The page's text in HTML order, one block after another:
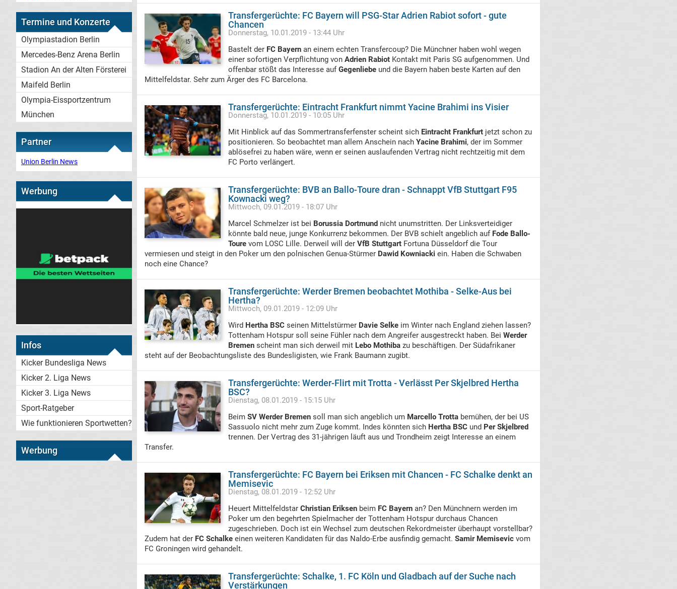
Termine und Konzerte
Olympiastadion Berlin
Mercedes-Benz Arena Berlin
Stadion An der Alten Försterei
Maifeld Berlin
Olympia-Eissportzentrum
München
Partner
Union Berlin News
Werbung
Infos
Kicker Bundesliga News
Kicker 2. Liga News
Kicker 3. Liga News
Sport-Ratgeber
Wie funktionieren Sportwetten?
Werbung
Transfergerüchte: FC Bayern will PSG-Star Adrien Rabiot sofort - gute
Chancen
Donnerstag, 10.01.2019 - 13:44 Uhr
Bastelt der FC Bayern an einem echten Transfercoup? Die Münchner haben wohl wegen
einer sofortigen Verpflichtung von Adrien Rabiot Kontakt mit Paris SG aufgenommen. Und
offenbar stößt das Interesse aufGegenliebe und die Bayern haben beste Karten auf den
Mittelfeldstar. Sehr zum Ärger des FC Barcelona.
Transfergerüchte: Eintracht Frankfurt nimmt Yacine Brahimi ins Visier
Donnerstag, 10.01.2019 - 10:05 Uhr
Mit Hinblick auf das Sommertransferfenster scheint sich Eintracht Frankfurt jetzt schon zu
positionieren. So beobachtet man allem Anschein nach Yacine Brahimi, der im Sommer
ablösefrei zu haben wäre, wenn er seinen auslaufenden Vertrag nicht rechtzeitig mit dem
FC Porto verlängert.
Transfergerüchte: BVB an Ballo-Toure dran - Schnappt VfB Stuttgart F95
Kownacki weg?
Mittwoch, 09.01.2019 - 18:07 Uhr
Marcel Schmelzer ist bei Borussia Dortmund nicht unumstritten. Der Linksverteidiger
könnte bald neue, junge Konkurrenz bekommen. Der BVB schielt angeblich auf Fode Ballo-
Toure vom LOSC Lille. Derweil will der VfB Stuttgart Fortuna Düsseldorf die Tour
vermiesen und steigt in den Poker um den polnischen Genua-Stürmer Dawid Kowniacki ein. Haben die Schwaben
noch eine Chance?
Transfergerüchte: Werder Bremen beobachtet Mothiba - Selke-Aus bei
Hertha?
Mittwoch, 09.01.2019 - 12:09 Uhr
Wird Hertha BSC seinen Mittelstürmer Davie Selke im Winter nach England ziehen lassen?
Tottenham Hotspur soll seine Fühler nach dem Angreifer ausgestreckt haben. Bei Werder
Bremen scheint man sich derweil mit Lebo Mothiba zu beschäftigen. Der Südafrikaner
steht auf der Beobachtungsliste des Bundesligisten, wie Frank Baumann zugibt.
Transfergerüchte: Werder-Flirt mit Trotta - Verlässt Per Skjelbred Hertha
BSC?
Dienstag, 08.01.2019 - 15:15 Uhr
Beim SV Werder Bremen soll man sich angeblich um Marcello Trotta bemühen, der bei US
Sassuolo nicht mehr zum Zuge kommt. Indes könnten sich Hertha BSC und Per Skjelbred
trennen. Der Vertrag des 31-jährigen läuft aus und Trondheim zeigt Interesse an einem
Transfer.
Transfergerüchte: FC Bayern bei Eriksen mit Chancen - FC Schalke denkt an
Memisevic
Dienstag, 08.01.2019 - 12:52 Uhr
Heuert Mittelfeldstar Christian Eriksen beim FC Bayern an? Den Münchnern werden im
Poker um den begehrten Spielmacher der Tottenham Hotspur durchaus Chancen
zugeschrieben. Doch ist ein Wechsel zum deutschen Rekordmeister überhaupt vorstellbar?
Zudem hat der FC Schalke einen weiteren Kandidaten für das Naldo-Erbe ausfindig gemacht. Samir Memisevic vom
FC Groningen wird gehandelt.
Transfergerüchte: Schalke, 1. FC Köln und Gladbach auf der Suche nach
Verstärkungen